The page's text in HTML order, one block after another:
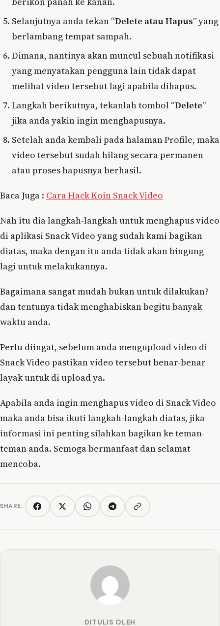
Selanjutnya anda tekan “Delete atau Hapus” yang
berlambang tempat sampah.
Dimana, nantinya akan muncul sebuah notifikasi
yang menyatakan pengguna lain tidak dapat
melihat video tersebut lagi apabila dihapus.
Langkah berikutnya, tekanlah tombol “Delete”
jika anda yakin ingin menghapusnya.
Setelah anda kembali pada halaman Profile, maka
video tersebut sudah hilang secara permanen
atau proses hapusnya berhasil.
Baca Juga : Cara Hack Koin Snack Video
Nah itu dia langkah-langkah untuk menghapus video
di aplikasi Snack Video yang sudah kami bagikan
diatas, maka dengan itu anda tidak akan bingung
lagi untuk melakukannya.
Bagaimana sangat mudah bukan untuk dilakukan?
dan tentunya tidak menghabiskan begitu banyak
waktu anda.
Perlu diingat, sebelum anda mengupload video di
Snack Video pastikan video tersebut benar-benar
layak untuk di upload ya.
Apabila anda ingin menghapus video di Snack Video
maka anda bisa ikuti langkah-langkah diatas, jika
informasi ini penting silahkan bagikan ke teman-
teman anda. Semoga bermanfaat dan selamat
mencoba.
SHARE: FacebookTwitter/XWhatsAppTelegramCopy link
DITULIS OLEH